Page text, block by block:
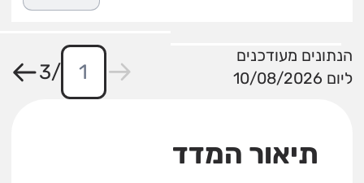
הנתונים מעודכנים
ליום 10/08/2026
/
3
תיאור המדד